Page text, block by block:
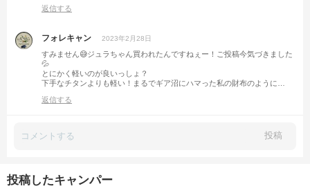
返信する
フォレキャン 2023年2月28日
すみません😅ジュラちゃん買われたんですねぇー！ご投稿今気づきました
💦
とにかく軽いのが良いっしょ？
下手なチタンよりも軽い！まるでギア沼にハマった私の財布のように…
返信する
投稿
投稿したキャンパー